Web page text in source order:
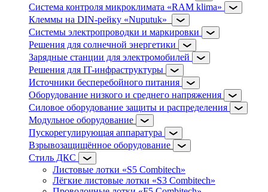
Система контроля микроклимата «RAM klima»
Клеммы на DIN-рейку «Nuputuk»
Системы электропроводки и маркировки
Решения для солнечной энергетики
Зарядные станции для электромобилей
Решения для IT-инфраструктуры
Источники бесперебойного питания
Оборудование низкого и среднего напряжения
Силовое оборудование защиты и распределения
Модульное оборудование
Пускорегулирующая аппаратура
Взрывозащищённое оборудование
Стиль ДКС
Листовые лотки «S5 Combitech»
Лёгкие листовые лотки «S3 Combitech»